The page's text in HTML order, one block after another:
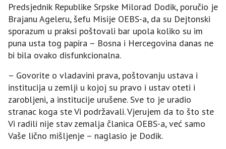
Predsjednik Republike Srpske Milorad Dodik, poručio je
Brajanu Ageleru, šefu Misije OEBS-a, da su Dejtonski
sporazum u praksi poštovali bar upola koliko su im
puna usta tog papira – Bosna i Hercegovina danas ne
bi bila ovako disfunkcionalna.
– Govorite o vladavini prava, poštovanju ustava i
institucija u zemlji u kojoj su pravo i ustav oteti i
zarobljeni, a institucije urušene. Sve to je uradio
stranac koga ste Vi podržavali. Vjerujem da to što ste
Vi radili nije stav zemalja članica OEBS-a, već samo
Vaše lično mišljenje – naglasio je Dodik.